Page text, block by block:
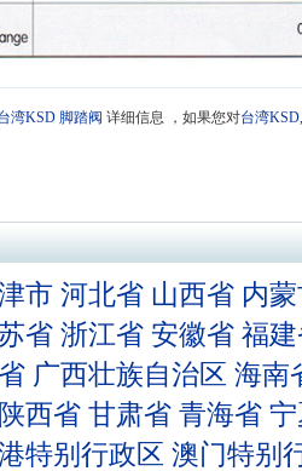
湾KSD 脚踏阀 详细信息 ，如果您对台湾
市 河北省 山西省 内
省 浙江省 安徽省 福
广西壮族自治区 海南
陕西省 甘肃省 青海省
特别行政区 澳门特别